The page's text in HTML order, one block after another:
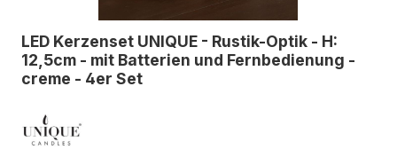
LED Kerzenset UNIQUE - Rustik-Optik - H:
12,5cm - mit Batterien und Fernbedienung -
creme - 4er Set